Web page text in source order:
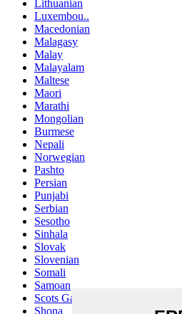
Lithuanian
Luxembou..
Macedonian
Malagasy
Malay
Malayalam
Maltese
Maori
Marathi
Mongolian
Burmese
Nepali
Norwegian
Pashto
Persian
Punjabi
Serbian
Sesotho
Sinhala
Slovak
Slovenian
Somali
Samoan
Scots Gaelic
Shona